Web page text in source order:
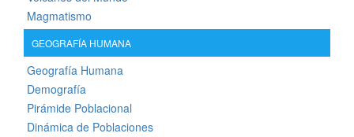
Magmatismo
GEOGRAFÍA HUMANA
Geografía Humana
Demografía
Pirámide Poblacional
Dinámica de Poblaciones